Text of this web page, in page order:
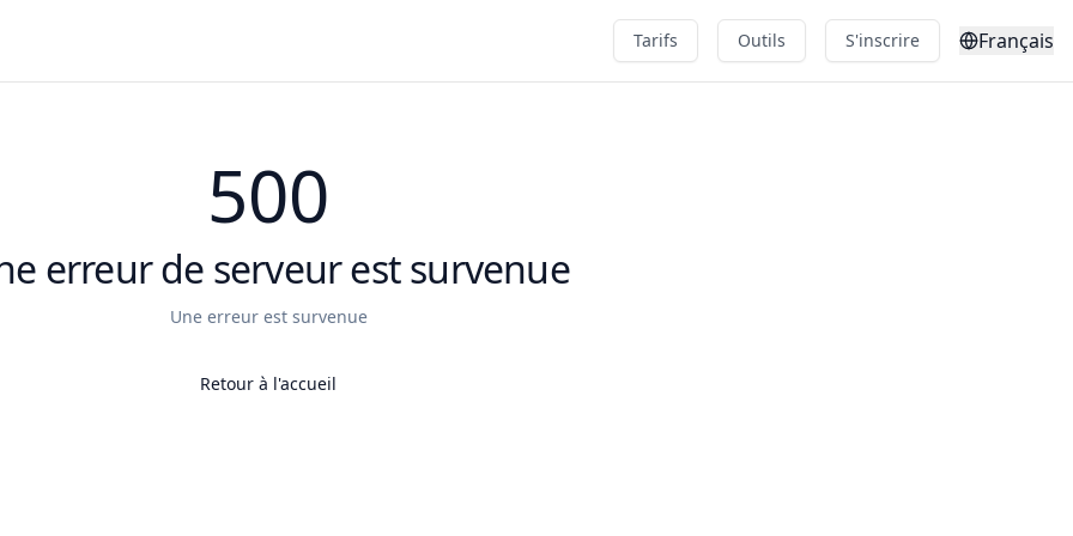
Tarifs Outils S'inscrire Français
500
erreur de serveur est survenue
Une erreur est survenue
Retour à l'accueil